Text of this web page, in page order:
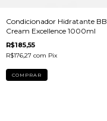
Condicionador Hidratante BB
Cream Excellence 1000ml
R$185,55
R$176,27 com Pix